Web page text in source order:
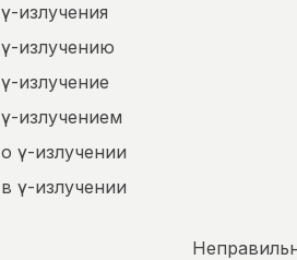
γ-излучения
γ-излучению
γ-излучение
γ-излучением
о γ-излучении
в γ-излучении